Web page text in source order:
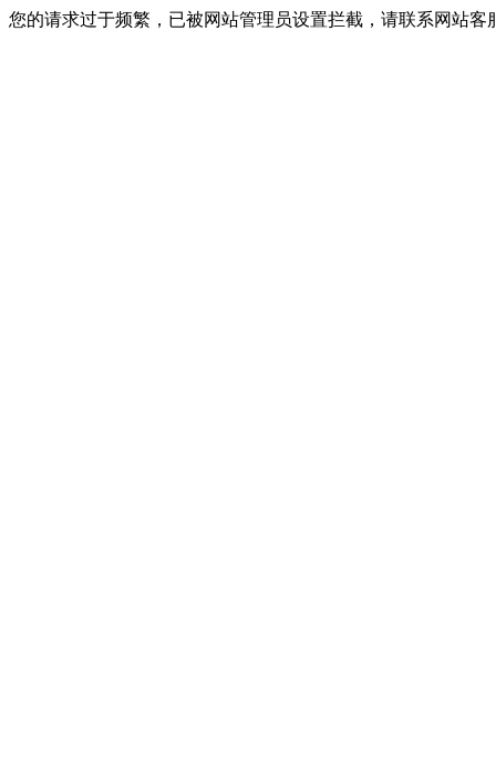
您的请求过于频繁，已被网站管理员设置拦截，请联系网站客